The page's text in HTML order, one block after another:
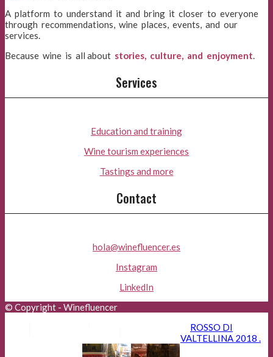
A platform to understand it and bring it closer to everyone
through recommendations, wine places, events, and our
services.
Because wine is all about stories, culture, and enjoyment.
Services
Education and training
Wine tourism experiences
Tastings and more
Contact
hola@winefluencer.es
Instagram
LinkedIn
© Copyright - Winefluencer
ROSSO DI
VALTELLINA 2018 .